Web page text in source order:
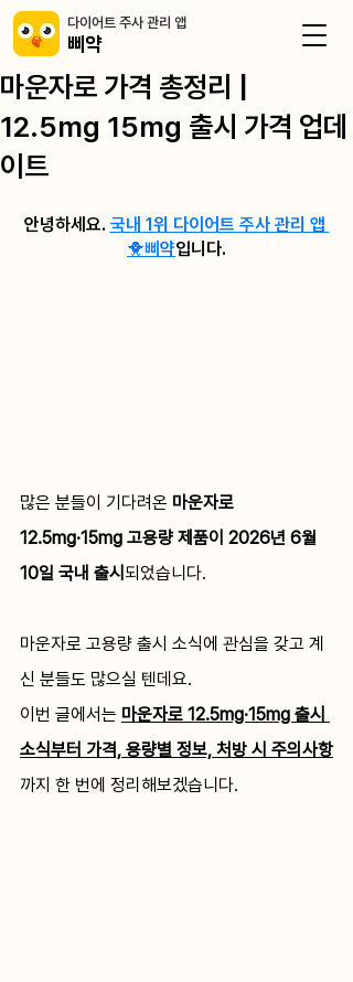
​다이어트 주사 관리 앱
삐약
마운자로 가격 총정리 |
12.5mg 15mg 출시 가격 업데
이트
안녕하세요. 국내 1위 다이어트 주사 관리 앱
🐥삐약입니다.
많은 분들이 기다려온 마운자로
12.5mg·15mg 고용량 제품이 2026년 6월
10일 국내 출시 되었습니다.
마운자로 고용량 출시 소식에 관심을 갖고 계
신 분들도 많으실 텐데요.
이번 글에서는 마운자로 12.5mg·15mg 출시
소식부터 가격, 용량별 정보, 처방 시 주의사항
까지 한 번에 정리해보겠습니다.